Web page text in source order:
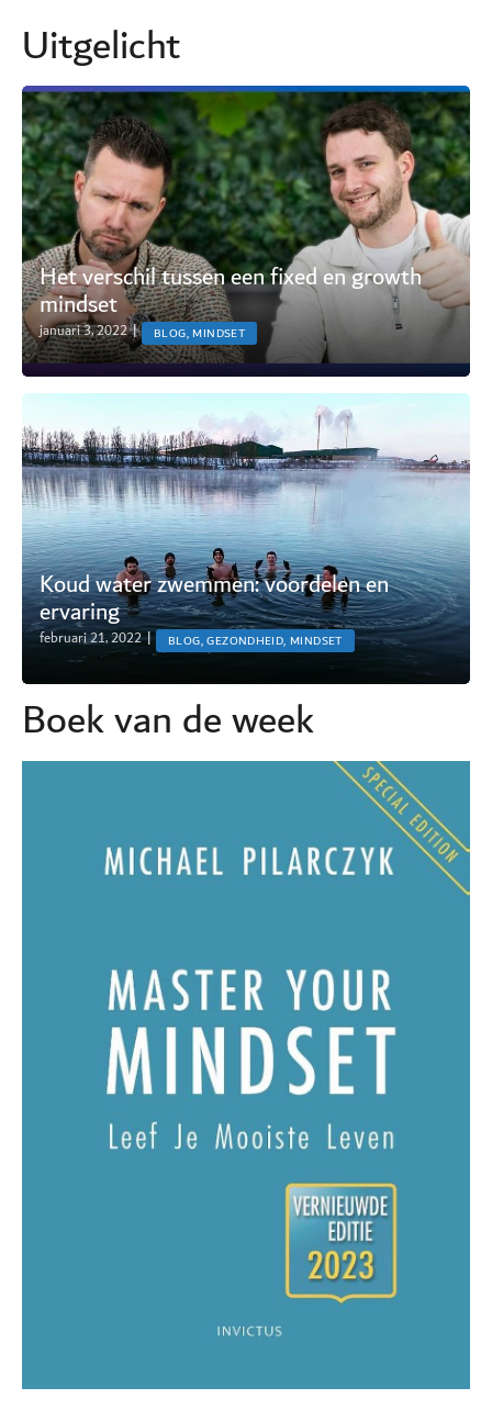
Uitgelicht
Het verschil tussen een fixed en growth
mindset
januari 3, 2022 | BLOG, MINDSET
Koud water zwemmen: voordelen en
ervaring
februari 21, 2022 | BLOG, GEZONDHEID, MINDSET
Boek van de week